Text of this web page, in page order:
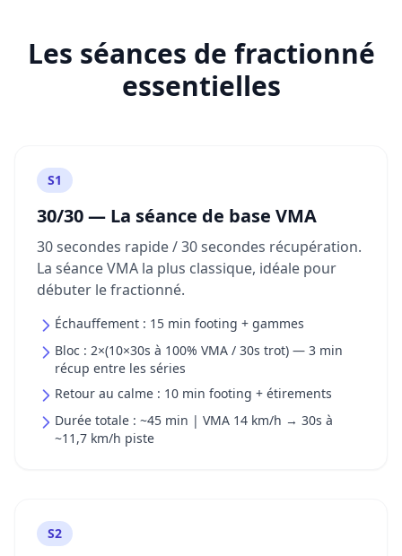
Les séances de fractionné
essentielles
S1
30/30 — La séance de base VMA
30 secondes rapide / 30 secondes récupération.
La séance VMA la plus classique, idéale pour
débuter le fractionné.
Échauffement : 15 min footing + gammes
Bloc : 2×(10×30s à 100% VMA / 30s trot) — 3 min
récup entre les séries
Retour au calme : 10 min footing + étirements
Durée totale : ~45 min | VMA 14 km/h → 30s à
~11,7 km/h piste
S2